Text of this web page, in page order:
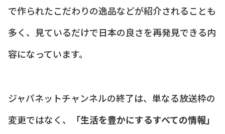
で作られたこだわりの逸品などが紹介されることも
多く、見ているだけで日本の良さを再発見できる内
容になっています。
ジャパネットチャンネルの終了は、単なる放送枠の
変更ではなく、
「生活を豊かにするすべての情報」